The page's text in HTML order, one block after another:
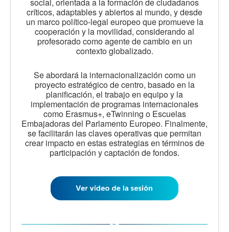
críticos, adaptables y abiertos al mundo, y desde
un marco político-legal europeo que promueve la
cooperación y la movilidad, considerando al
profesorado como agente de cambio en un
contexto globalizado.
Se abordará la internacionalización como un
proyecto estratégico de centro, basado en la
planificación, el trabajo en equipo y la
implementación de programas internacionales
como Erasmus+, eTwinning o Escuelas
Embajadoras del Parlamento Europeo. Finalmente,
se facilitarán las claves operativas que permitan
crear impacto en estas estrategias en términos de
participación y captación de fondos.